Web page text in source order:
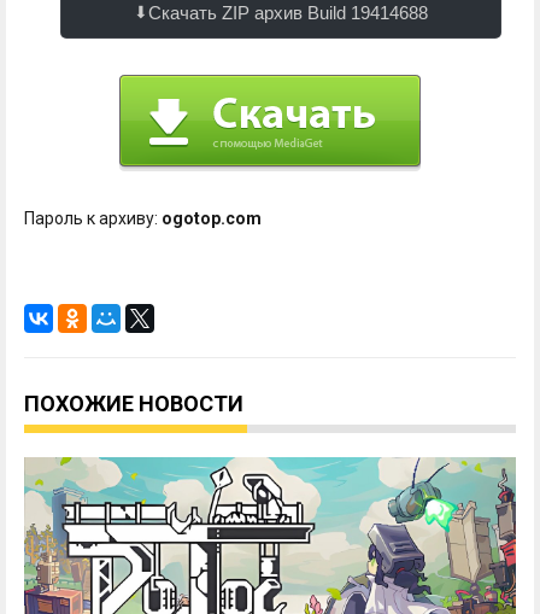
Скачать ZIP архив Build 19414688
Пароль к архиву: ogotop.com
ПОХОЖИЕ НОВОСТИ